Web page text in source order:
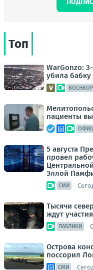
Топ
WarGonzo:
убила
пациенты
5 августа
провел
Эллой
СМИ
Тысячи
ждут
ПАБЛИКИ
Острова
поссорил
СМИ